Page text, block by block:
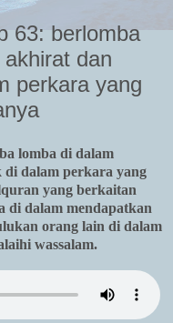
63: berlomba
dan
perkara yang
lomba di dalam
dalam perkara yang
yang berkaitan
di dalam mendapatkan
orang lain di dalam
wassalam.